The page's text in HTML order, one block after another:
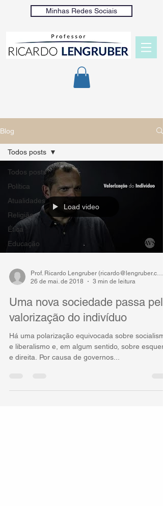
Minhas Redes Sociais
Blog
Todos posts
Política
Atualidades
Religião
Ética
Educação
Todos posts
Load video
Prof. Ricardo Lengruber (ricardo@lengruber.com)
26 de mai. de 2018
3 min de leitura
Uma nova sociedade passa pela
valorização do indivíduo
Há uma polarização equivocada sobre
e liberalismo e, em algum sentido, sobre
e direita. Por causa de governos...